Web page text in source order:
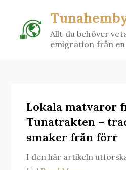
content
Allt du behöver
emigration från en
Lokala matvaror
Tunatrakten –
smaker från förr
I den här artikeln